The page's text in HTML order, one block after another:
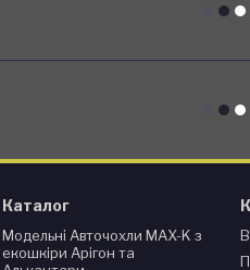
Каталог
Модельні Авточохли MAX-K з
екошкіри Арігон та